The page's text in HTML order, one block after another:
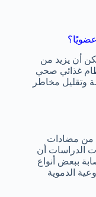
أن يزيد من
غذائي صحي
وتقليل مخاطر
من مضادات
الدراسات أن
ببعض أنواع
الدموية